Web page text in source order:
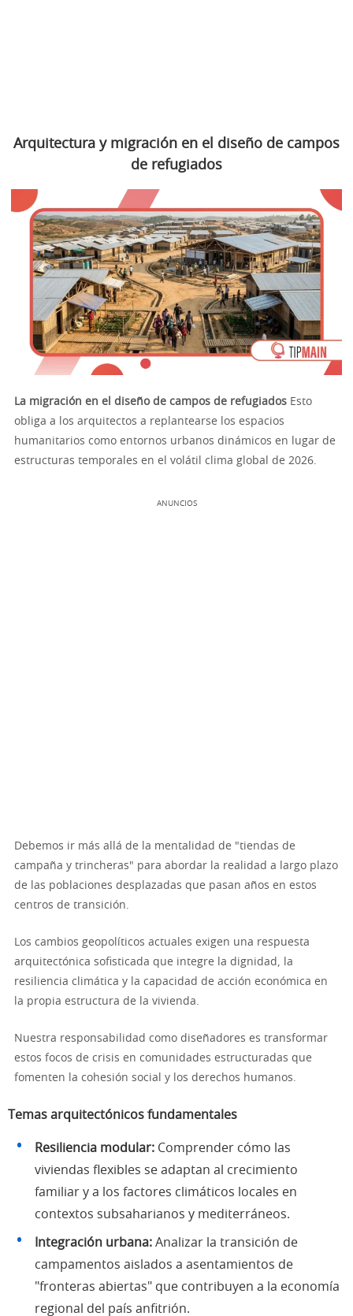
Arquitectura y migración en el diseño de campos
de refugiados
La migración en el diseño de campos de refugiados Esto
obliga a los arquitectos a replantearse los espacios
humanitarios como entornos urbanos dinámicos en lugar de
estructuras temporales en el volátil clima global de 2026.
ANUNCIOS
Debemos ir más allá de la mentalidad de "tiendas de
campaña y trincheras" para abordar la realidad a largo plazo
de las poblaciones desplazadas que pasan años en estos
centros de transición.
Los cambios geopolíticos actuales exigen una respuesta
arquitectónica sofisticada que integre la dignidad, la
resiliencia climática y la capacidad de acción económica en
la propia estructura de la vivienda.
Nuestra responsabilidad como diseñadores es transformar
estos focos de crisis en comunidades estructuradas que
fomenten la cohesión social y los derechos humanos.
Temas arquitectónicos fundamentales
Resiliencia modular: Comprender cómo las
viviendas flexibles se adaptan al crecimiento
familiar y a los factores climáticos locales en
contextos subsaharianos y mediterráneos.
Integración urbana: Analizar la transición de
campamentos aislados a asentamientos de
"fronteras abiertas" que contribuyen a la economía
regional del país anfitrión.